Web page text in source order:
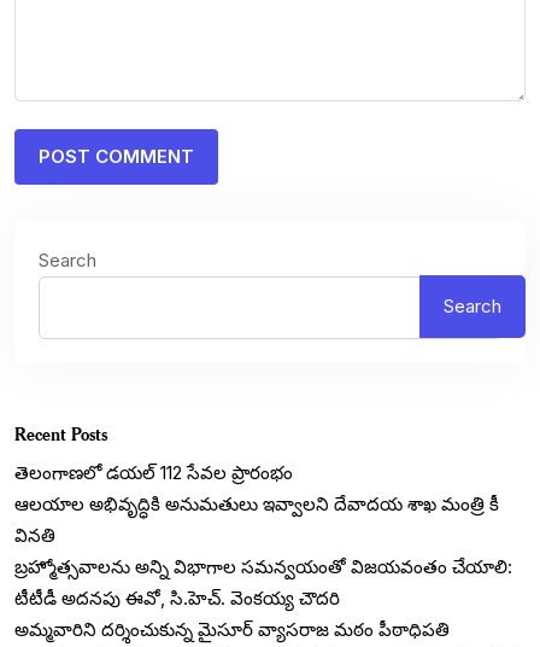
Search
Search
Recent Posts
తెలంగాణలో డయల్‌ 112 సేవల ప్రారంభం
ఆలయాల అభివృద్ధికి అనుమతులు ఇవ్వాలని దేవాదయ శాఖ మంత్రి కీ
వినతి
బ్రహ్మోత్సవాలను అన్ని విభాగాల సమన్వయంతో విజయవంతం చేయాలి:
టీటీడీ అదనపు ఈవో, సి.హెచ్. వెంకయ్య చౌదరి
అమ్మవారిని దర్శించుకున్న మైసూర్ వ్యాసరాజ మఠం పీఠాధిపతి